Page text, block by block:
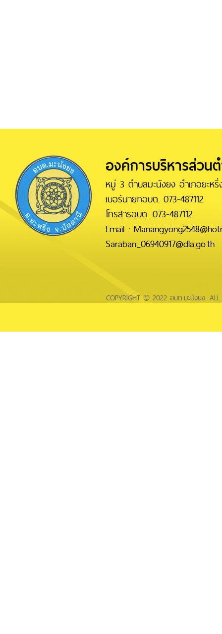
องค์การบริหารส่วน
หมู่ 3 ตำบลมะนังยง อำเภอยะห
เบอร์นายกอบต. 073-487112
โทรสารอบต. 073-487112
Email :
Saraban_06940917@dla.go.th
COPYRIGHT © 2022 อบต.มะนังยง. ALL